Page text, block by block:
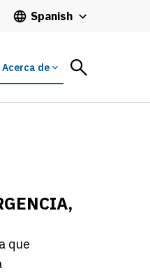
Spanish
Acerca de
que